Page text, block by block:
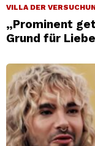
VILLA DER
„Prominent
Grund für